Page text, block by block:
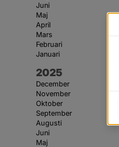
Juni
Maj
April
Mars
Februari
Januari
År:
2025
December
November
Oktober
September
Augusti
Juni
Maj